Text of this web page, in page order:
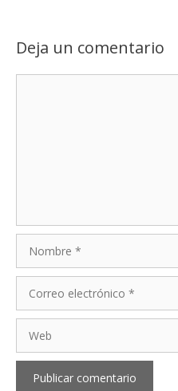
Deja un comentario
electrónico